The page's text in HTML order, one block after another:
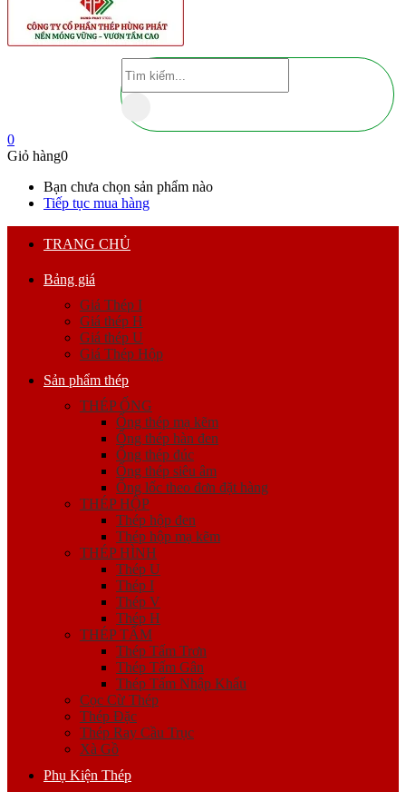
0
Giỏ hàng0
Bạn chưa chọn sản phẩm nào
Tiếp tục mua hàng
TRANG CHỦ
Bảng giá
Giá Thép I
Giá thép H
Giá thép U
Giá Thép Hộp
Sản phẩm thép
THÉP ỐNG
Ống thép mạ kẽm
Ống thép hàn đen
Ống thép đúc
Ống thép siêu âm
Ống lốc theo đơn đặt hàng
THÉP HỘP
Thép hộp đen
Thép hộp mạ kẽm
THÉP HÌNH
Thép U
Thép I
Thép V
Thép H
THÉP TẤM
Thép Tấm Trơn
Thép Tấm Gân
Thép Tấm Nhập Khẩu
Cọc Cừ Thép
Thép Đặc
Thép Ray Cầu Trục
Xà Gồ
Phụ Kiện Thép